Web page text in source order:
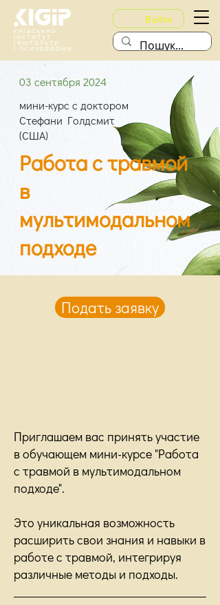
Войти
03 сентября 2024
мини-курс с доктором
Стефани Голдсмит
(США)
Работа с травмой
в
мультимодальном
подходе
Подать заявку
Приглашаем вас принять участие
в обучающем мини-курсе "Работа
с травмой в мультимодальном
подходе".
Это уникальная возможность
расширить свои знания и навыки в
работе с травмой, интегрируя
различные методы и подходы.